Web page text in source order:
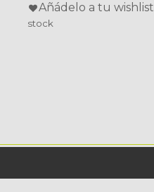
Añádelo a tu wishlist
stock